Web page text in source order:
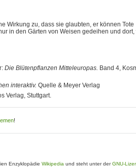
Wirkung zu, dass sie glaubten, er können Tote
in den Gärten von Weisen gedeihen und dort,
Die Blütenpflanzen Mitteleuropas. Band 4,
interaktiv. Quelle & Meyer Verlag
Verlag, Stuttgart.
!
Enzyklopädie Wikipedia und steht unter derGNU-